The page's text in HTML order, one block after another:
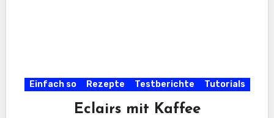
Einfach so Rezepte Testberichte Tutorials
Eclairs mit Kaffee